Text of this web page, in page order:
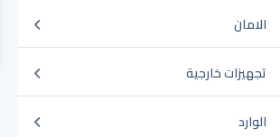
الامان
تجهيزات خارجية
الوارد